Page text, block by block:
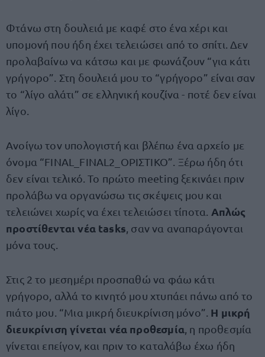
Φτάνω στη δουλειά με καφέ στο ένα χέρι και
υπομονή που ήδη έχει τελειώσει από το σπίτι. Δεν
προλαβαίνω να κάτσω και με φωνάζουν “για κάτι
γρήγορο”. Στη δουλειά μου το “γρήγορο” είναι σαν
το “λίγο αλάτι” σε ελληνική κουζίνα - ποτέ δεν είναι
λίγο.
Ανοίγω τον υπολογιστή και βλέπω ένα αρχείο με
όνομα “FINAL_FINAL2_ΟΡΙΣΤΙΚΟ”. Ξέρω ήδη ότι
δεν είναι τελικό. Το πρώτο meeting ξεκινάει πριν
προλάβω να οργανώσω τις σκέψεις μου και
τελειώνει χωρίς να έχει τελειώσει τίποτα. Απλώς
προστίθενται νέα tasks , σαν να αναπαράγονται
μόνα τους.
Στις 2 το μεσημέρι προσπαθώ να φάω κάτι
γρήγορο, αλλά το κινητό μου χτυπάει πάνω από το
πιάτο μου. “Μια μικρή διευκρίνιση μόνο”. Η μικρή
διευκρίνιση γίνεται νέα προθεσμία , η προθεσμία
γίνεται επείγον, και πριν το καταλάβω έχω ήδη